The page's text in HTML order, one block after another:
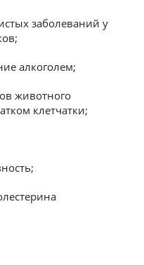
заболеваний у
алкоголем;
животного
клетчатки;